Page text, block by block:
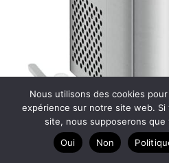
Nous utilisons des cookies
expérience sur notre site web.
site, nous supposerons
Oui
Non